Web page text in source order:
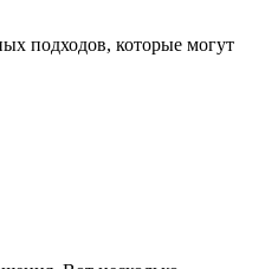
подходов, которые могут